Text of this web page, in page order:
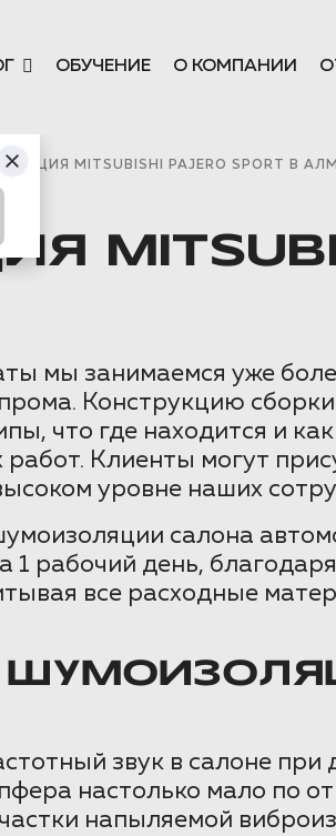
ОБУЧЕНИЕ О КОМПАНИИ
MITSUBISHI PAJERO SPORT В
мы занимаемся уже
Конструкцию
что где находится и
Клиенты могут
уровне наших
салона
рабочий день,
все расходные
звук в салоне
настолько мало по
напыляемой